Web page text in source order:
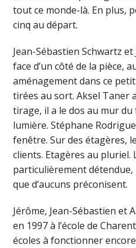
tout ce monde-là. En plus,
cinq au départ.
Jean-Sébastien Schwartz
face d’un côté de la pièce,
aménagement dans ce
tirées au sort. Aksel Taner
tirage, il a le dos au mur
lumière. Stéphane
fenêtre. Sur des étagères,
clients. Etagères au pluriel.
particulièrement détendue,
que d’aucuns préconisent.
Jérôme, Jean-Sébastien et
en 1997 à l’école de
écoles à fonctionner